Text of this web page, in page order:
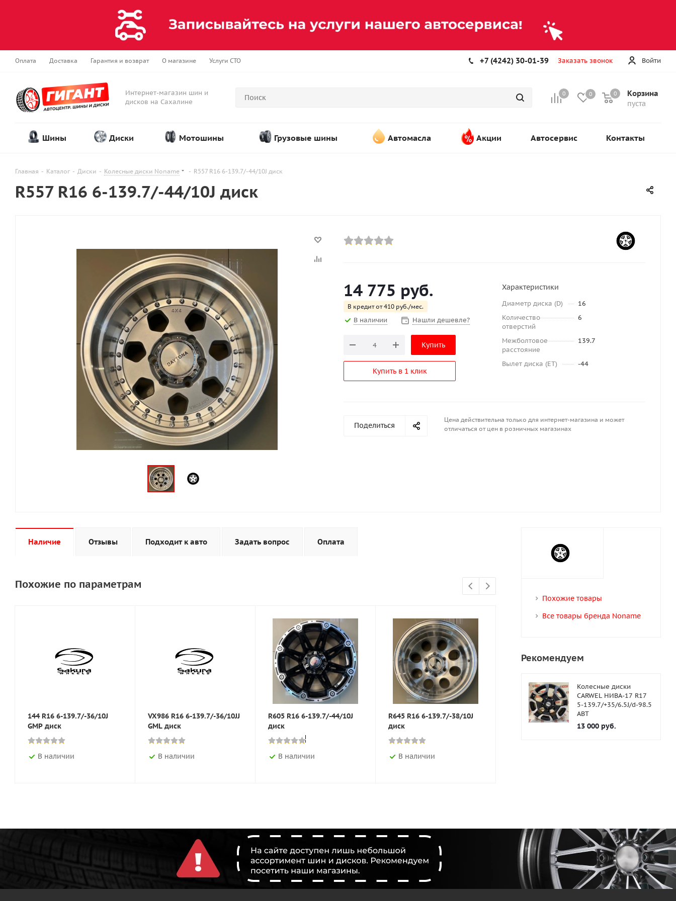
Оплата Доставка Гарантия и возврат О магазине Услуги СТО Войти
+7 (4242) 30-01-39 Заказать звонок
Интернет-магазин шин и
дисков на Сахалине
0 0 Корзина
пуста
0
Шины Диски Мотошины Грузовые шины Автомасла Акции Автосервис Контакты
Главная - Каталог - Диски - Колесные диски Noname - R557 R16 6-139.7/-44/10J диск
R557 R16 6-139.7/-44/10J диск
14 775 руб.
В кредит от 410 руб./мес.
В наличии Нашли дешевле?
Купить
Купить в 1 клик
Характеристики
Диаметр диска (D)
16
Количество
отверстий
6
Межболтовое
расстояние
139.7
Вылет диска (ET) -44
Поделиться
Цена действительна только для интернет-магазина и может
отличаться от цен в розничных магазинах
Наличие Отзывы Подходит к авто Задать вопрос Оплата
Похожие по параметрам
144 R16 6-139.7/-36/10J
GMP диск
В наличии
VX986 R16 6-139.7/-36/10JJ
GML диск
В наличии
R605 R16 6-139.7/-44/10J
диск
В наличии
R645 R16 6-139.7/-38/10J
диск
В наличии
R599 R16 6-139.7/-44/10J
Похожие товары
Все товары бренда Noname
Рекомендуем
Колесные диски
CARWEL НИВА-17 R17
5-139.7/+35/6.5J/d-98.5
ABT
13 000руб.